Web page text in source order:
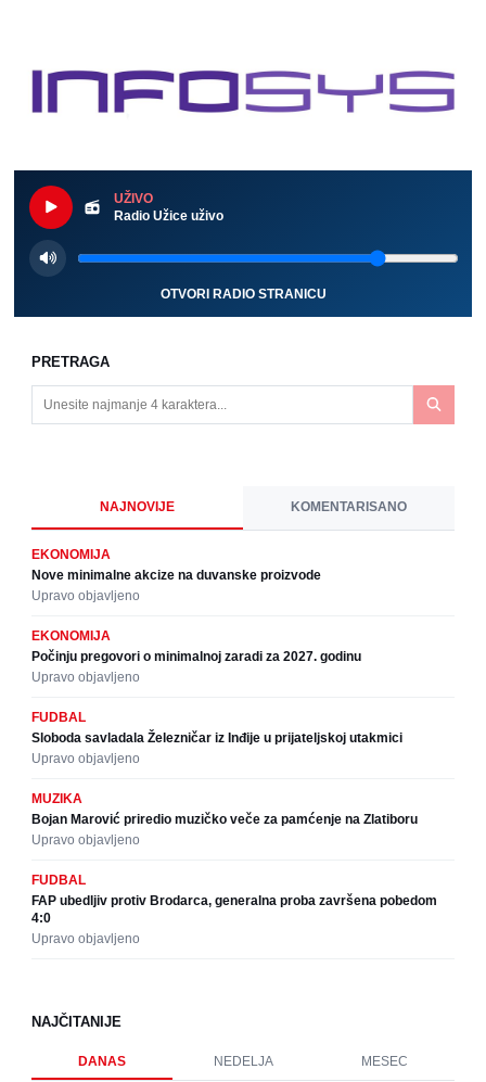
UŽIVO
Radio Užice uživo
OTVORI RADIO STRANICU
PRETRAGA
NAJNOVIJE KOMENTARISANO
EKONOMIJA
Nove minimalne akcize na duvanske proizvode
Upravo objavljeno
EKONOMIJA
Počinju pregovori o minimalnoj zaradi za 2027. godinu
Upravo objavljeno
FUDBAL
Sloboda savladala Železničar iz Inđije u prijateljskoj utakmici
Upravo objavljeno
MUZIKA
Bojan Marović priredio muzičko veče za pamćenje na Zlatiboru
Upravo objavljeno
FUDBAL
FAP ubedljiv protiv Brodarca, generalna proba završena pobedom
4:0
Upravo objavljeno
NAJČITANIJE
DANAS NEDELJA MESEC